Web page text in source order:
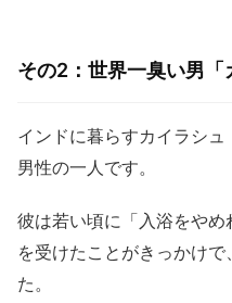
その2：世界一臭い男「
インドに暮らすカイラシ
男性の一人です。
彼は若い頃に「入浴をや
を受けたことがきっかけ
た。